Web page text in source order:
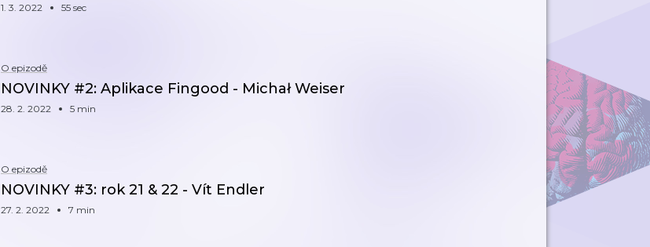
1. 3. 2022 55 sec
O epizodě
NOVINKY #2: Aplikace Fingood - Michał Weiser
28. 2. 2022 5 min
O epizodě
NOVINKY #3: rok 21 & 22 - Vít Endler
27. 2. 2022 7 min